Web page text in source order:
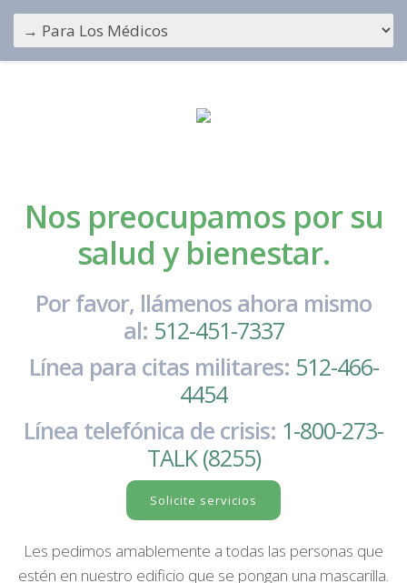
Nos preocupamos por su
salud y bienestar.
Por favor, llámenos ahora mismo
al: 512-451-7337
Línea para citas militares: 512-466-
4454
Línea telefónica de crisis: 1-800-273-
TALK (8255)
Solicite servicios
Les pedimos amablemente a todas las personas que
estén en nuestro edificio que se pongan una mascarilla.